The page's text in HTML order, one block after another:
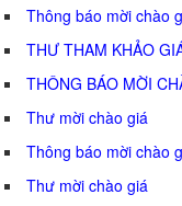
Thông báo mời chào
THƯ THAM KHẢO
THÔNG BÁO MỜI
Thư mời chào giá
Thông báo mời chào
Thư mời chào giá